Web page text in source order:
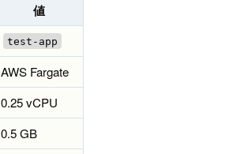
値
test-app
AWS Fargate
0.25 vCPU
0.5 GB